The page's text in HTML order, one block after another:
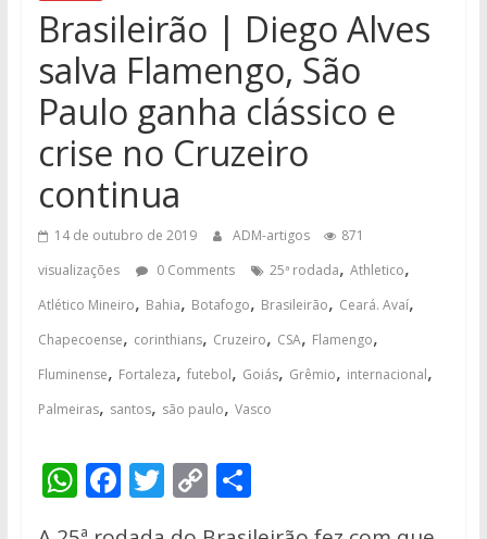
Brasileirão | Diego Alves
salva Flamengo, São
Paulo ganha clássico e
crise no Cruzeiro
continua
14 de outubro de 2019 ADM-artigos
871
visualizações
0 Comments 25ª rodada, Athletico,
Atlético Mineiro, Bahia, Botafogo, Brasileirão, Ceará. Avaí,
Chapecoense, corinthians, Cruzeiro, CSA, Flamengo,
Fluminense, Fortaleza, futebol, Goiás, Grêmio, internacional,
Palmeiras, santos, são paulo, Vasco
W F T C S